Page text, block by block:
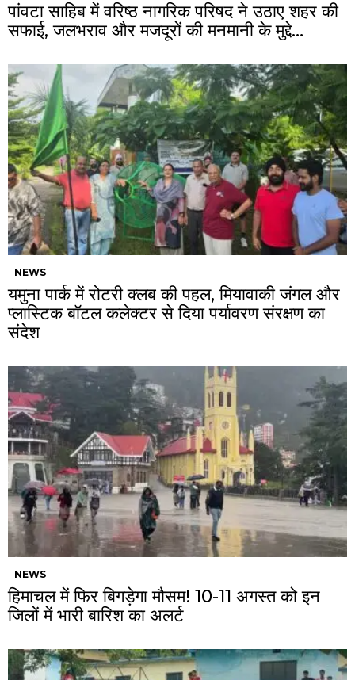
पांवटा साहिब में वरिष्ठ नागरिक परिषद ने उठाए शहर की
सफाई, जलभराव और मजदूरों की मनमानी के मुद्दे…
NEWS
यमुना पार्क में रोटरी क्लब की पहल, मियावाकी जंगल और
प्लास्टिक बॉटल कलेक्टर से दिया पर्यावरण संरक्षण का
संदेश
NEWS
हिमाचल में फिर बिगड़ेगा मौसम! 10-11 अगस्त को इन
जिलों में भारी बारिश का अलर्ट